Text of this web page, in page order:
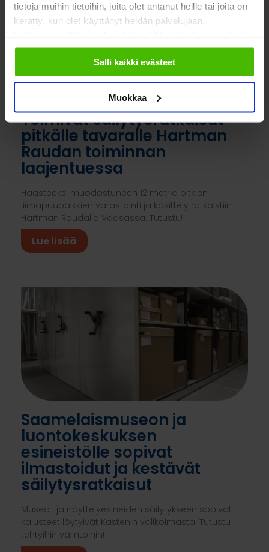
tietoja muihin tietoihin, joita olet antanut heille tai joita on
kerätty, kun olet käyttänyt heidän palvelujaan.
sallimiisi evästeisiin.
Salli kaikki evästeet
Muokkaa
Toimivat säilytysratkaisut
pitkälle tavaralle Hartman
Raudan toiminnan
laajentuessa
Haasteeksi muodostuneen 12 metriä pitkien
liimapuupalkkien varastointi ja käsittely ratkaistiin
Hartman Raudalla Vaasassa. Tutustu!
Lue lisää
Saamelaismuseon ja
luontokeskuksen
esineistölle sopivat
ilmastoidut ja kestävät
säilytysratkaisut
Museo- ja näyttelyesineiden säilytykseen sopivat
kalusteet löytyivät Kastenin valikoimasta. Tutustu
tehtyihin valintoihin!